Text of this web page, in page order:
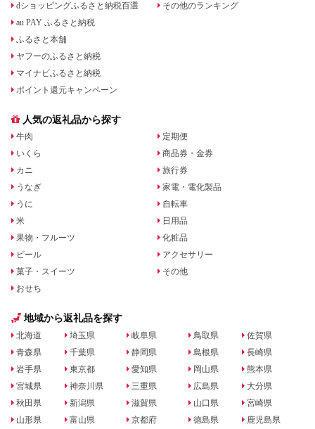
dショッピングふるさと納税百選
au PAY ふるさと納税
ふるさと本舗
ヤフーのふるさと納税
マイナビふるさと納税
ポイント還元キャンペーン
その他のランキング
人気の返礼品から探す
牛肉
いくら
カニ
うなぎ
うに
米
果物・フルーツ
ビール
菓子・スイーツ
おせち
定期便
商品券・金券
旅行券
家電・電化製品
自転車
日用品
化粧品
アクセサリー
その他
地域から返礼品を探す
北海道
青森県
岩手県
宮城県
秋田県
山形県
埼玉県
千葉県
東京都
神奈川県
新潟県
富山県
岐阜県
静岡県
愛知県
三重県
滋賀県
京都府
鳥取県
島根県
岡山県
広島県
山口県
徳島県
佐賀県
長崎県
熊本県
大分県
宮崎県
鹿児島県